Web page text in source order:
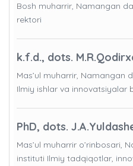
Bosh muharrir, Namangan
rektori
k.f.d., dots.
Mas’ul muharrir,
Ilmiy ishlar va innovatsiyalar
PhD, dots.
Mas’ul muharrir o’rinbosari,
instituti Ilmiy tadqiqotlar,